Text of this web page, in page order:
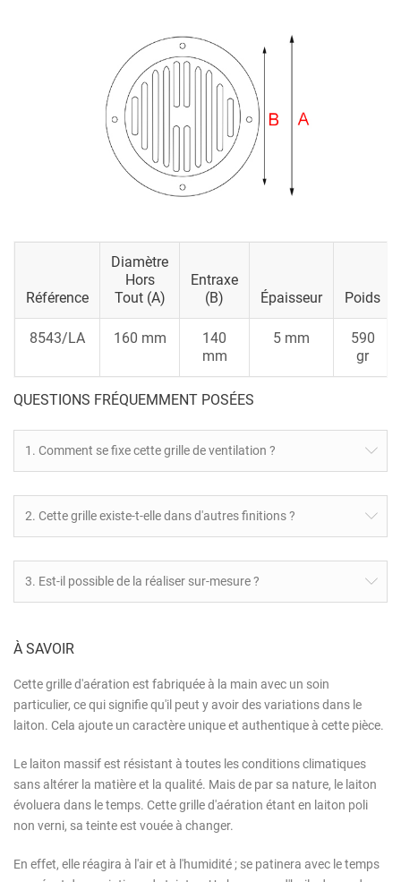
Référence
Diamètre
Hors
Tout (A)
Entraxe
(B)
Épaisseur Poids
8543/LA 160 mm
140
mm
5 mm
590
gr
QUESTIONS FRÉQUEMMENT POSÉES
1. Comment se fixe cette grille de ventilation ?
2. Cette grille existe-t-elle dans d'autres finitions ?
3. Est-il possible de la réaliser sur-mesure ?
À SAVOIR
Cette grille d'aération est fabriquée à la main avec un soin
particulier, ce qui signifie qu'il peut y avoir des variations dans le
laiton. Cela ajoute un caractère unique et authentique à cette pièce.
Le laiton massif est résistant à toutes les conditions climatiques
sans altérer la matière et la qualité. Mais de par sa nature, le laiton
évoluera dans le temps. Cette grille d'aération étant en laiton poli
non verni, sa teinte est vouée à changer.
En effet, elle réagira à l'air et à l'humidité ; se patinera avec le temps